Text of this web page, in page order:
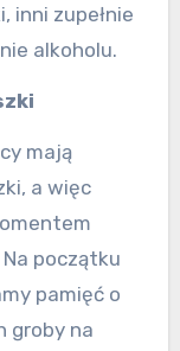
inni zupełnie
alkoholu.
mają
a więc
początku
pamięć o
groby na